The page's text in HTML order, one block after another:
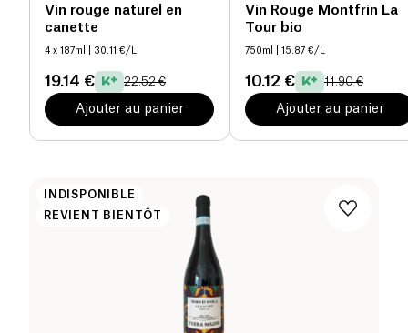
Vin rouge naturel en
canette
4 x 187ml | 30.11 €/L
19.14 € 22.52 €
Ajouter au panier
Vin Rouge Montfrin La
Tour bio
750ml | 15.87 €/L
10.12 € 11.90 €
Ajouter au panier
INDISPONIBLE
REVIENT BIENTÔT